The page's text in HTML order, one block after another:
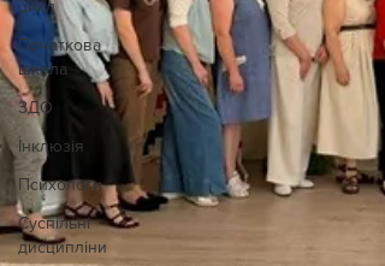
цикл
Початкова
школа
ЗДО
Інклюзія
Психологи
Суспільні
дисципліни